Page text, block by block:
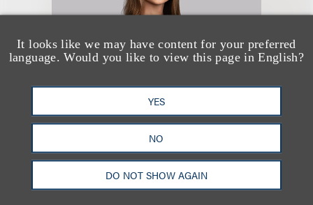
It looks like we may have content for your preferred
language. Would you like to view this page in English?
YES
NO
DO NOT SHOW AGAIN
Diana Wierbicki
Chair, Art & Cultural Property
+1.212.407.4187